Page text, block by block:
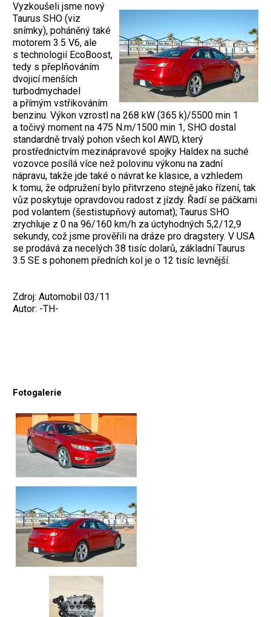
Vyzkoušeli jsme nový
Taurus SHO (viz
snímky), poháněný také
motorem 3.5 V6, ale
s technologií EcoBoost,
tedy s přeplňováním
dvojicí menších
turbodmychadel
a přímým vstřikováním
benzinu. Výkon vzrostl na 268 kW (365 k)/5500 min 1
a točivý moment na 475 N.m/1500 min 1, SHO dostal
standardně trvalý pohon všech kol AWD, který
prostřednictvím mezinápravové spojky Haldex na suché
vozovce posílá více než polovinu výkonu na zadní
nápravu, takže jde také o návrat ke klasice, a vzhledem
k tomu, že odpružení bylo přitvrzeno stejně jako řízení, tak
vůz poskytuje opravdovou radost z jízdy. Řadí se páčkami
pod volantem (šestistupňový automat); Taurus SHO
zrychluje z 0 na 96/160 km/h za úctyhodných 5,2/12,9
sekundy, což jsme prověřili na dráze pro dragstery. V USA
se prodává za necelých 38 tisíc dolarů, základní Taurus
3.5 SE s pohonem předních kol je o 12 tisíc levnější.
Zdroj: Automobil 03/11
Autor: -TH-
Fotogalerie